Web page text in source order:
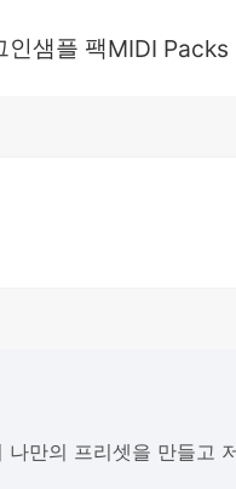
인샘플 팩MIDI Packs
만의 프리셋을 만들고